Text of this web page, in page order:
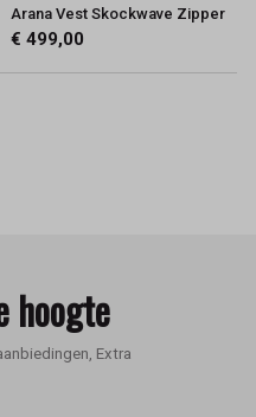
Arana Vest Skockwave Zipper
€ 499,00
hoogte
Extra